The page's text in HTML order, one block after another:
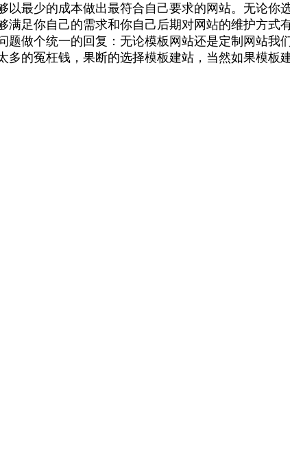
最少的成本做出最符合自己要求的网站。无论你
足你自己的需求和你自己后期对网站的维护方式
做个统一的回复：无论模板网站还是定制网站我
的冤枉钱，果断的选择模板建站，当然如果模板